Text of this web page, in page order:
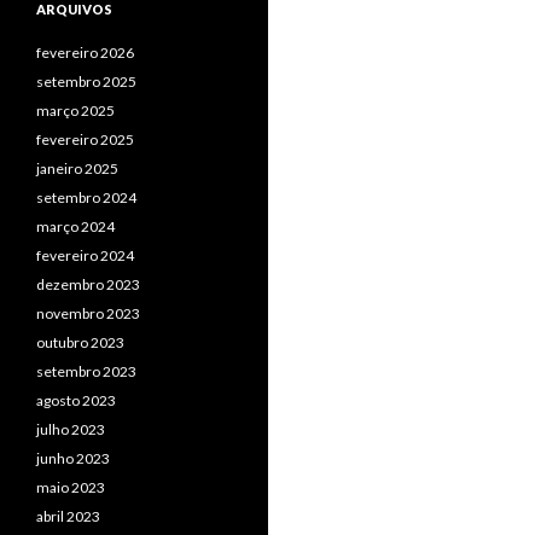
ARQUIVOS
fevereiro 2026
setembro 2025
março 2025
fevereiro 2025
janeiro 2025
setembro 2024
março 2024
fevereiro 2024
dezembro 2023
novembro 2023
outubro 2023
setembro 2023
agosto 2023
julho 2023
junho 2023
maio 2023
abril 2023